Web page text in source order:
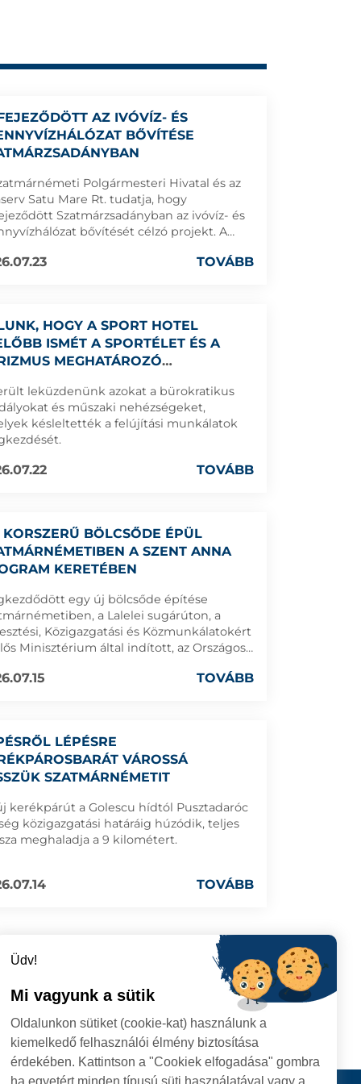
AZ IVÓVÍZ- ÉS
BŐVÍTÉSE
Polgármesteri Hivatal és az
Satu Mare Rt. tudatja, hogy
Szatmárzsadányban az ivóvíz- és
bővítését célzó projekt. A
TOVÁBB
HOGY A SPORT HOTEL
ISMÉT A SPORTÉLET ÉS A
MEGHATÁROZÓ
leküzdenünk azokat a bürokratikus
és műszaki nehézségeket,
késleltették a felújítási munkálatok
TOVÁBB
KORSZERŰ BÖLCSŐDE ÉPÜL
A SZENT ANNA
KERETÉBEN
egy új bölcsőde építése
a Lalelei sugárúton, a
Közigazgatási és Közmunkálatokért
Minisztérium által indított, az Országos
Szent Anna Program keretében.
TOVÁBB
LÉPÉSRE
VÁROSSÁ
SZATMÁRNÉMETIT
kerékpárút a Golescu hídtól Pusztadaróc
közigazgatási határáig húzódik, teljes
meghaladja a 9 kilométert.
TOVÁBB
Üdv!
Mi vagyunk a sütik
Oldalunkon sütiket (cookie-kat) használunk a
kiemelkedő felhasználói élmény biztosítása
érdekében. Kattintson a "Cookiek elfogadása" gombra
ha egyetért minden típusú süti használatával vagy a